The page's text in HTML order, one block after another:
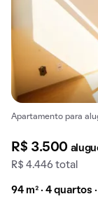
Apartamento para
R$ 3.500
R$ 4.446 total
94 m² · 4 quartos